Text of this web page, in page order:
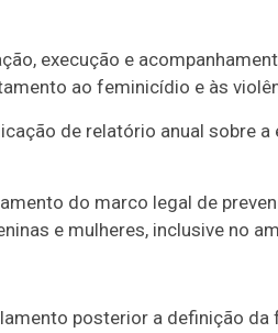
execução e
ao feminicídio e às
de relatório anual sobre
do marco legal de
e mulheres, inclusive no
posterior a definição